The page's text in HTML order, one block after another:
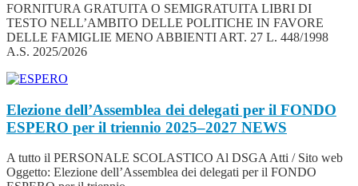
FORNITURA GRATUITA O SEMIGRATUITA LIBRI DI
TESTO NELL’AMBITO DELLE POLITICHE IN FAVORE
DELLE FAMIGLIE MENO ABBIENTI ART. 27 L. 448/1998
A.S. 2025/2026
Elezione dell’Assemblea dei delegati per il FONDO
ESPERO per il triennio 2025–2027 NEWS
A tutto il PERSONALE SCOLASTICO Al DSGA Atti / Sito web
Oggetto: Elezione dell’Assemblea dei delegati per il FONDO